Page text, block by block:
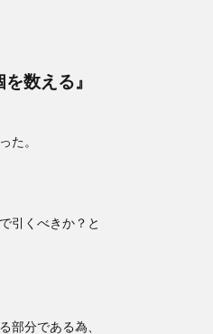
数える』
た。
引くべきか？と
部分である為、